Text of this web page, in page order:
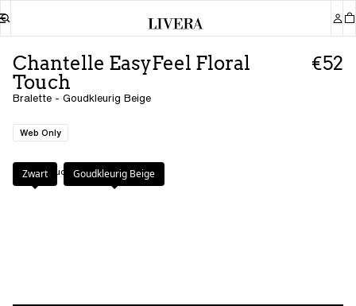
Chantelle EasyFeel Floral
Touch
Bralette - Goudkleurig Beige
€52
Web Only
Kleur: Goudkleurig Beige
Zwart Goudkleurig Beige